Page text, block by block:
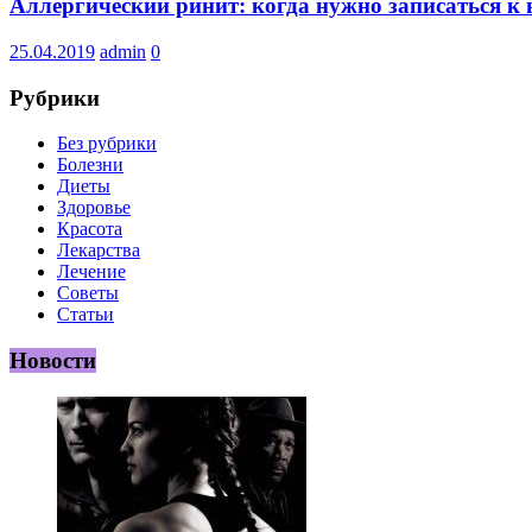
Аллергический ринит: когда нужно записаться к
25.04.2019 admin 0
Рубрики
Без рубрики
Болезни
Диеты
Здоровье
Красота
Лекарства
Лечение
Советы
Статьи
Новости